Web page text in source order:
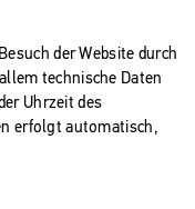
der Website durch
technische Daten
Uhrzeit des
erfolgt automatisch,